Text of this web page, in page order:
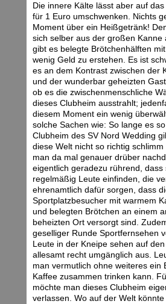
Die innere Kälte lässt aber auf
für 1 Euro umschwenken. Nichts
Moment über ein Heißgetränk!
sich selber aus der großen Kanne
gibt es belegte Brötchenhälften
wenig Geld zu erstehen. Es ist
es an dem Kontrast zwischen der
und der wunderbar geheizten
ob es die zwischenmenschliche
dieses Clubheim ausstrahlt;
diesem Moment ein wenig
solche Sachen wie: So lange es
Clubheim des SV Nord Wedding
diese Welt nicht so richtig
man da mal genauer drüber
eigentlich geradezu rührend,
regelmäßig Leute einfinden, die
ehrenamtlich dafür sorgen, dass
Sportplatzbesucher mit warmem
und belegten Brötchen an einem
beheizten Ort versorgt sind.
geselliger Runde Sportfernsehen
Leute in der Kneipe sehen auf
allesamt recht umgänglich aus.
man vermutlich ohne weiteres ein
Kaffee zusammen trinken kann.
möchte man dieses Clubheim
verlassen. Wo auf der Welt